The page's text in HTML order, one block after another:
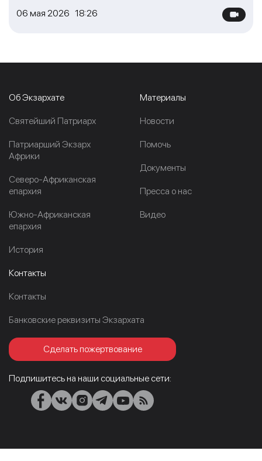
06 мая 2026 18:26
Об Экзархате
Cвятейший Патриарх
Патриарший Экзарх
Африки
Северо-Африканская
епархия
Южно-Африканская
епархия
История
Материалы
Новости
Помочь
Документы
Пресса о нас
Видео
Контакты
Контакты
Банковские реквизиты Экзархата
Сделать пожертвование
Подпишитесь на наши социальные сети: